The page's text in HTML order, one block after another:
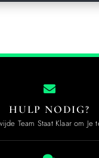
HULP NODIG?
Team Staat Klaar om Je